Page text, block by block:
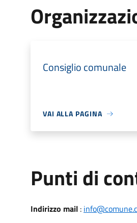
Consiglio comunale
VAI ALLA PAGINA
Punti di
Indirizzo mail: